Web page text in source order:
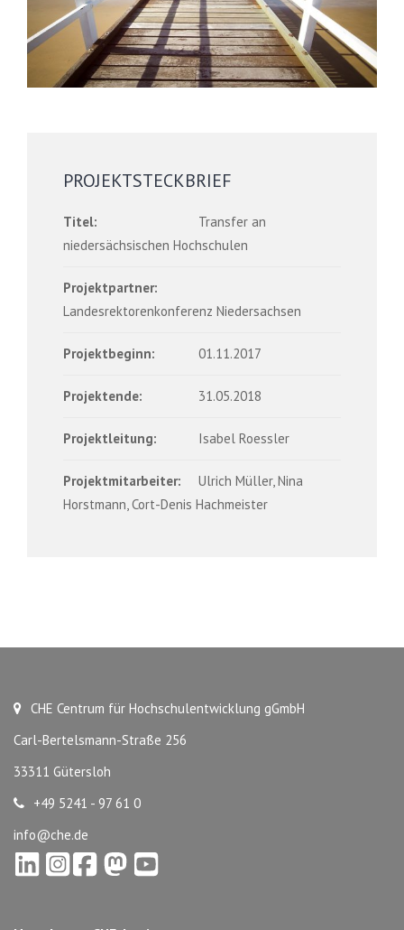
PROJEKTSTECKBRIEF
Titel:
Transfer an
niedersächsischen Hochschulen
Projektpartner:
Landesrektorenkonferenz Niedersachsen
Projektbeginn: 01.11.2017
Projektende: 31.05.2018
Projektleitung: Isabel Roessler
Projektmitarbeiter:
Ulrich Müller, Nina
Horstmann, Cort-Denis Hachmeister
CHE Centrum für Hochschulentwicklung gGmbH
Carl-Bertelsmann-Straße 256
33311 Gütersloh
+49 5241 - 97 61 0
info@che.de